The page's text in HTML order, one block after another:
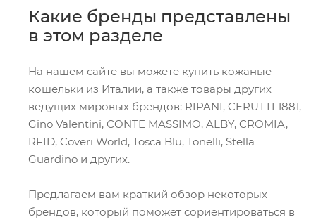
Какие бренды представлены
в этом разделе
На нашем сайте вы можете купить кожаные
кошельки из Италии, а также товары других
ведущих мировых брендов: RIPANI, CERUTTI 1881,
Gino Valentini, CONTE MASSIMO, ALBY, CROMIA,
RFID, Coveri World, Tosca Blu, Tonelli, Stella
Guardino и других.
Предлагаем вам краткий обзор некоторых
брендов, который поможет сориентироваться в